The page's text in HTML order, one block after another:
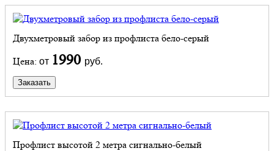
Двухметровый забор из профлиста бело-серый
Цена: от 1990 руб.
Заказать
Профлист высотой 2 метра сигнально-белый